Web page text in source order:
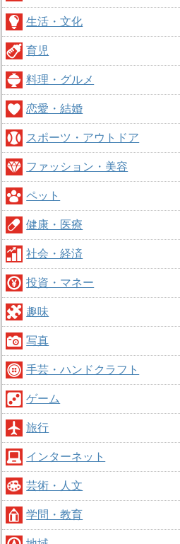
生活・文化
育児
料理・グルメ
恋愛・結婚
スポーツ・アウトドア
ファッション・美容
ペット
健康・医療
社会・経済
投資・マネー
趣味
写真
手芸・ハンドクラフト
ゲーム
旅行
インターネット
芸術・人文
学問・教育